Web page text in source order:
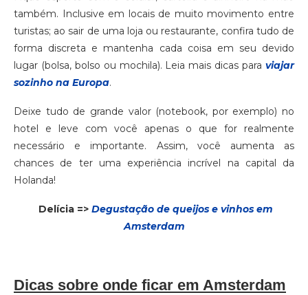
também. Inclusive em locais de muito movimento entre
turistas; ao sair de uma loja ou restaurante, confira tudo de
forma discreta e mantenha cada coisa em seu devido
lugar (bolsa, bolso ou mochila). Leia mais dicas para viajar
sozinho na Europa.
Deixe tudo de grande valor (notebook, por exemplo) no
hotel e leve com você apenas o que for realmente
necessário e importante. Assim, você aumenta as
chances de ter uma experiência incrível na capital da
Holanda!
Delícia => Degustação de queijos e vinhos em
Amsterdam
Dicas sobre onde ficar em Amsterdam